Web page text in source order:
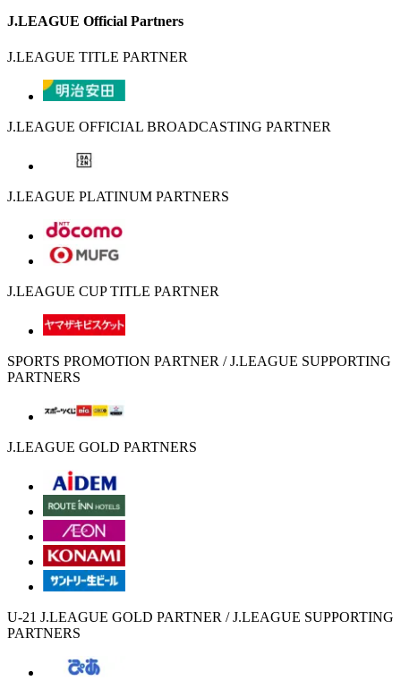
J.LEAGUE Official Partners
J.LEAGUE TITLE PARTNER
J.LEAGUE OFFICIAL BROADCASTING PARTNER
J.LEAGUE PLATINUM PARTNERS
J.LEAGUE CUP TITLE PARTNER
SPORTS PROMOTION PARTNER / J.LEAGUE SUPPORTING
PARTNERS
J.LEAGUE GOLD PARTNERS
U-21 J.LEAGUE GOLD PARTNER / J.LEAGUE SUPPORTING
PARTNERS